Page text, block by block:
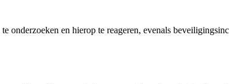
onderzoeken en hierop te reageren, evenals